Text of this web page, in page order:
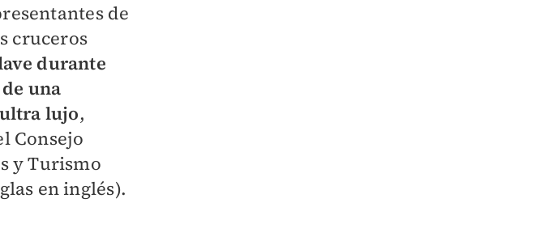
de
cruceros
durante
una
lujo,
Consejo
y Turismo
en inglés).